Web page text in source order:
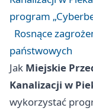
program
Rosnące
państwowych
Jak Miejskie
Kanalizacji w
wykorzystać